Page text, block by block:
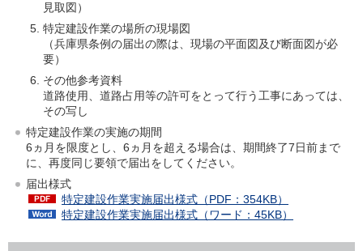
見取図）
特定建設作業の場所の現場図
（兵庫県条例の届出の際は、現場の平面図及び断面図が必
要）
その他参考資料
道路使用、道路占用等の許可をとって行う工事にあっては、
その写し
特定建設作業の実施の期間
6ヵ月を限度とし、6ヵ月を超える場合は、期間終了7日前まで
に、再度同じ要領で届出をしてください。
届出様式
特定建設作業実施届出様式（PDF：354KB）
特定建設作業実施届出様式（ワード：45KB）